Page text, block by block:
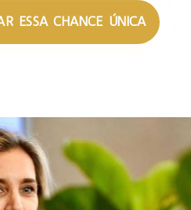
ESSA CHANCE ÚNICA